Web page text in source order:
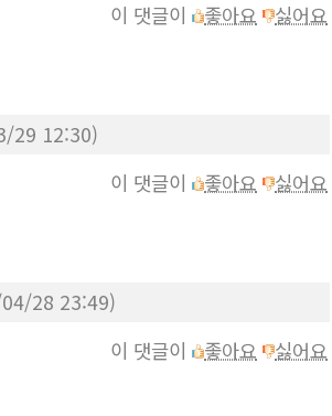
이 댓글이
좋아요
싫어요
29 12:30)
이 댓글이
좋아요
싫어요
28 23:49)
이 댓글이
좋아요
싫어요